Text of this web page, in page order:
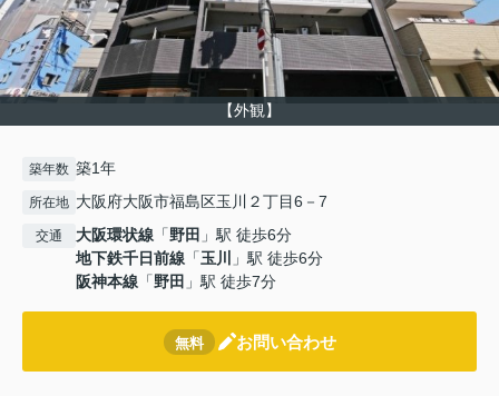
【外観】
築年数 築1年
所在地 大阪府大阪市福島区玉川２丁目6－7
交通 大阪環状線 「野田 」駅 徒歩6分
地下鉄千日前線 「玉川
」駅 徒歩6分
阪神本線 「野田 」駅 徒歩7分
無料 お問い合わせ